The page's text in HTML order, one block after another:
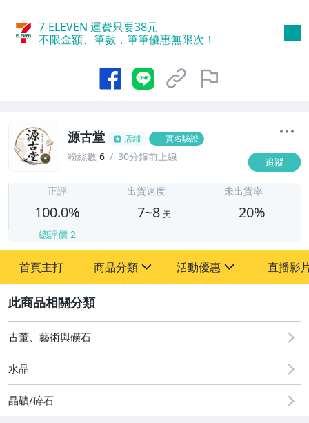
7-ELEVEN 運費只要38元
不限金額、筆數，筆筆優惠無限次！
源古堂 店鋪 實名驗證
粉絲數 6 30分鐘前上線 追蹤
正評
100.0%
總評價 2
出貨速度
7~8 天
未出貨率
20%
首頁主打 商品分類
其它
活動優惠
[全店] 周年慶
[全店] 粉絲專享
直播影
古董、藝術與礦石
水晶
晶礦/碎石